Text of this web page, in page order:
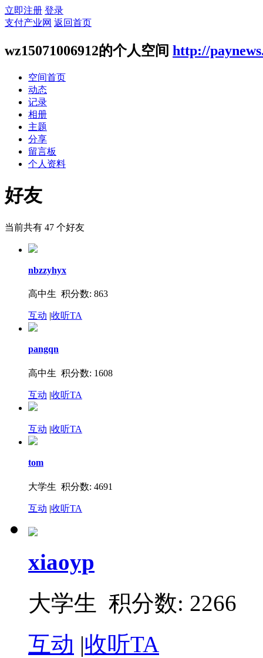
立即注册 登录
支付产业网 返回首页
wz15071006912的个人空间 http://
空间首页
动态
记录
相册
主题
分享
留言板
个人资料
好友
当前共有 47 个好友
nbzzyhyx
高中生 积分数: 863
互动 |收听TA
pangqn
高中生 积分数: 1608
互动 |收听TA
互动 |收听TA
tom
大学生 积分数: 4691
互动 |收听TA
xiaoyp
大学生 积分数: 2266
互动 |收听TA